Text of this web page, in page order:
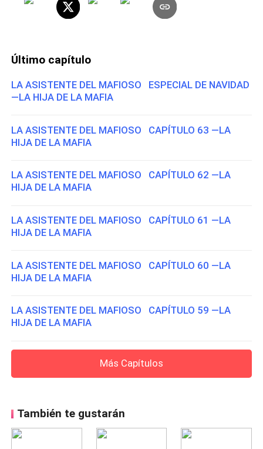
Último capítulo
LA ASISTENTE DEL MAFIOSO ESPECIAL DE NAVIDAD
—LA HIJA DE LA MAFIA
LA ASISTENTE DEL MAFIOSO CAPÍTULO 63 —LA
HIJA DE LA MAFIA
LA ASISTENTE DEL MAFIOSO CAPÍTULO 62 —LA
HIJA DE LA MAFIA
LA ASISTENTE DEL MAFIOSO CAPÍTULO 61 —LA
HIJA DE LA MAFIA
LA ASISTENTE DEL MAFIOSO CAPÍTULO 60 —LA
HIJA DE LA MAFIA
LA ASISTENTE DEL MAFIOSO CAPÍTULO 59 —LA
HIJA DE LA MAFIA
Más Capítulos
También te gustarán